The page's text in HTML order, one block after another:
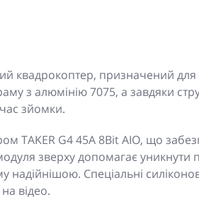
квадрокоптер, призначений для
з алюмінію 7075, а завдяки
зйомки.
TAKER G4 45A 8Bit AIO, що
зверху допомагає уникнути
Спеціальні
відео.